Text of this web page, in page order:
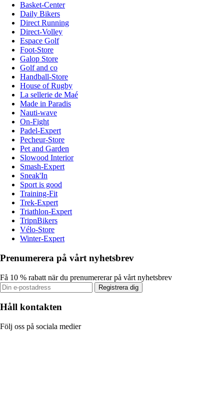
Basket-Center
Daily Bikers
Direct Running
Direct-Volley
Espace Golf
Foot-Store
Galop Store
Golf and co
Handball-Store
House of Rugby
La sellerie de Maé
Made in Paradis
Nauti-wave
On-Fight
Padel-Expert
Pecheur-Store
Pet and Garden
Slowood Interior
Smash-Expert
Sneak'In
Sport is good
Training-Fit
Trek-Expert
Triathlon-Expert
TripnBikers
Vélo-Store
Winter-Expert
Prenumerera på vårt nyhetsbrev
Få 10 % rabatt när du prenumererar på vårt nyhetsbrev
Registrera dig
Håll kontakten
Följ oss på sociala medier